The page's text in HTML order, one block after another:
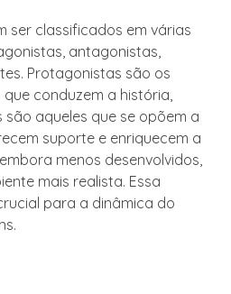
ser classificados em várias
antagonistas,
Protagonistas são os
conduzem a história,
aqueles que se opõem a
suporte e enriquecem a
menos desenvolvidos,
mais realista. Essa
para a dinâmica do